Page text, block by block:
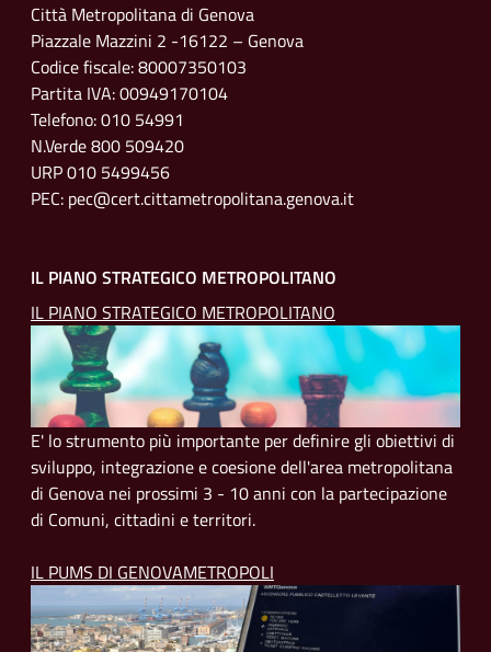
Città Metropolitana di Genova
Piazzale Mazzini 2 -16122 – Genova
Codice fiscale: 80007350103
Partita IVA: 00949170104
Telefono: 010 54991
N.Verde 800 509420
URP 010 5499456
PEC: pec@cert.cittametropolitana.genova.it
IL PIANO STRATEGICO METROPOLITANO
IL PIANO STRATEGICO METROPOLITANO
E' lo strumento più importante per definire gli obiettivi di
sviluppo, integrazione e coesione dell'area metropolitana
di Genova nei prossimi 3 - 10 anni con la partecipazione
di Comuni, cittadini e territori.
IL PUMS DI GENOVAMETROPOLI